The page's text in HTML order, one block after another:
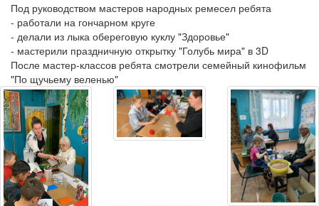
Под руководством мастеров народных ремесел ребята
- работали на гончарном круге
- делали из лыка обереговую куклу "Здоровье"
- мастерили праздничную открытку "Голубь мира" в 3D
После мастер-классов ребята смотрели семейный кинофильм
"По щучьему веленью"